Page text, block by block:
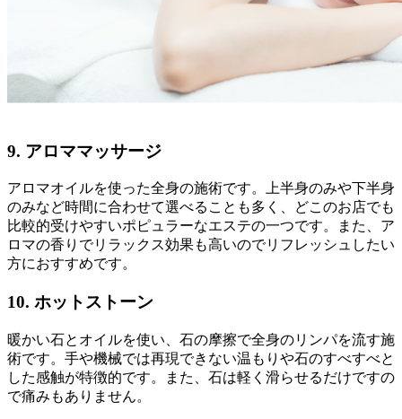
9. アロママッサージ
アロマオイルを使った全身の施術です。上半身のみや下半身
のみなど時間に合わせて選べることも多く、どこのお店でも
比較的受けやすいポピュラーなエステの一つです。また、ア
ロマの香りでリラックス効果も高いのでリフレッシュしたい
方におすすめです。
10. ホットストーン
暖かい石とオイルを使い、石の摩擦で全身のリンパを流す施
術です。手や機械では再現できない温もりや石のすべすべと
した感触が特徴的です。また、石は軽く滑らせるだけですの
で痛みもありません。